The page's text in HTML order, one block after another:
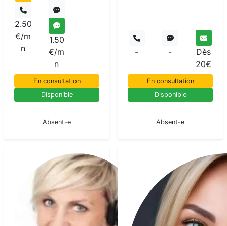
2.50
€/m
n
1.50
€/m
n
En consultation
Disponible
Absent-e
- -
Dès
20€
En consultation
Disponible
Absent-e
Mady
Voyant